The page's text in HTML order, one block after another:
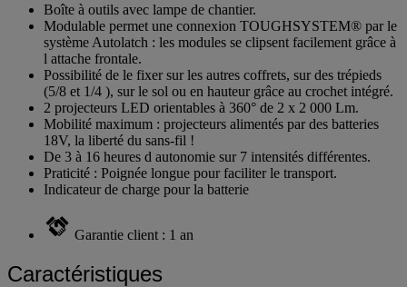
Boîte à outils avec lampe de chantier.
Modulable permet une connexion TOUGHSYSTEM® par le
système Autolatch : les modules se clipsent facilement grâce à
l attache frontale.
Possibilité de le fixer sur les autres coffrets, sur des trépieds
(5/8 et 1/4 ), sur le sol ou en hauteur grâce au crochet intégré.
2 projecteurs LED orientables à 360° de 2 x 2 000 Lm.
Mobilité maximum : projecteurs alimentés par des batteries
18V, la liberté du sans-fil !
De 3 à 16 heures d autonomie sur 7 intensités différentes.
Praticité : Poignée longue pour faciliter le transport.
Indicateur de charge pour la batterie
Garantie client : 1 an
Caractéristiques